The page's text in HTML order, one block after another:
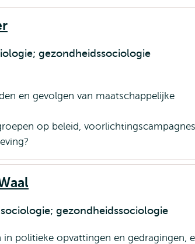
gezondheidssociologie
en gevolgen van maatschappelijke
op beleid,
gezondheidssociologie
politieke opvattingen en gedragingen,